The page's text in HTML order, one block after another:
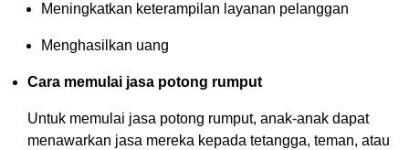
Meningkatkan keterampilan layanan pelanggan
Menghasilkan uang
Cara memulai jasa potong rumput
Untuk memulai jasa potong rumput, anak-anak dapat
menawarkan jasa mereka kepada tetangga, teman, atau